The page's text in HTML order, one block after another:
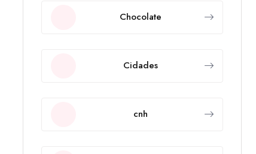
Chocolate
Cidades
cnh